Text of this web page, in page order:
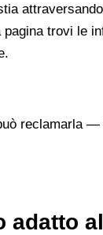
trovi le
reclamarla